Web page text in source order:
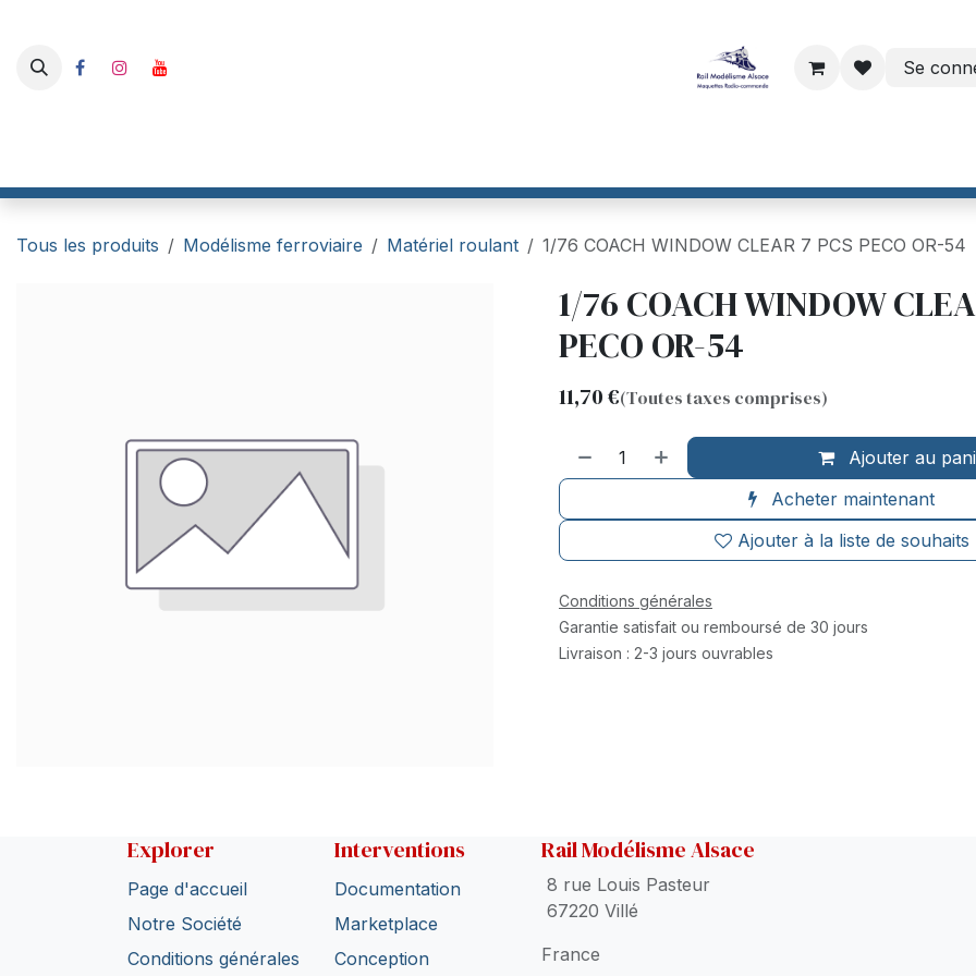
Se
Tous les produits Modélisme ferroviaire Matériel roulant 1/76 COACH WINDOW CLEAR 7 PCS PECO OR-54
1/76 COACH WINDOW
PECO OR-54
11,70€(Toutes taxes comprises)
Ajouter au
Acheter maintenant
Ajouter à la liste de souhaits
Conditions générales
Garantie satisfait ou remboursé de 30 jours
Livraison : 2-3 jours ouvrables
Explorer
Page d'accueil
Notre Société
Conditions générales
Interventions
Documentation
Marketplace
Conception
Rail Modélisme Alsace
8 rue Louis Pasteur
67220 Villé
France